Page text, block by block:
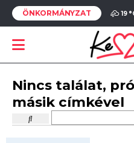
ÖNKORMÁNYZAT 19 °
Nincs találat,
másik címkével